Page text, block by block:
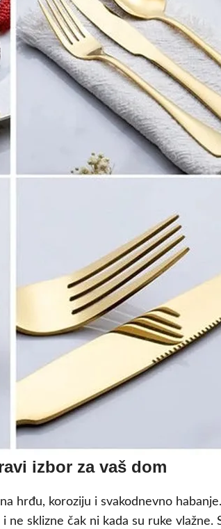
izbor za vaš dom
hrđu, koroziju i svakodnevno
sklizne čak ni kada su ruke